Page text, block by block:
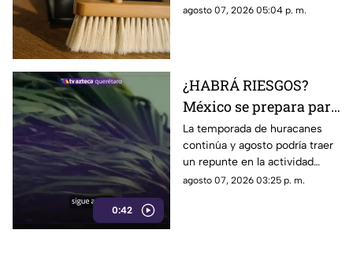
algunas personas ningún
agosto 07, 2026 05:04 p. m.
0:42
¿HABRÁ RIESGOS?
México se prepara para
otro posible ciclón
tropical; esta sería la
fecha
La temporada de huracanes
continúa y agosto podría traer
un repunte en la actividad
tropical; estos son los
agosto 07, 2026 03:25 p. m.